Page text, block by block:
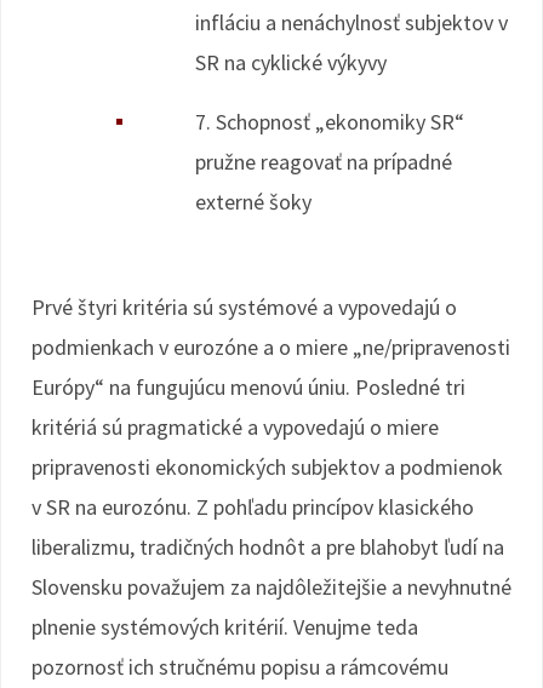
infláciu a nenáchylnosť subjektov v
SR na cyklické výkyvy
7. Schopnosť „ekonomiky SR“
pružne reagovať na prípadné
externé šoky
Prvé štyri kritéria sú systémové a vypovedajú o
podmienkach v eurozóne a o miere „ne/pripravenosti
Európy“ na fungujúcu menovú úniu. Posledné tri
kritériá sú pragmatické a vypovedajú o miere
pripravenosti ekonomických subjektov a podmienok
v SR na eurozónu. Z pohľadu princípov klasického
liberalizmu, tradičných hodnôt a pre blahobyt ľudí na
Slovensku považujem za najdôležitejšie a nevyhnutné
plnenie systémových kritérií. Venujme teda
pozornosť ich stručnému popisu a rámcovému